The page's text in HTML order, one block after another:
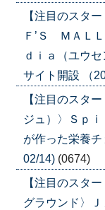
【注目のスタ
Ｆ’Ｓ ＭＡＬ
ｄｉａ（ユウ
サイト開設 （
【注目のスタ
ジュ）〉Ｓｐ
が作った栄養
02/14) (0674)
【注目のスタ
グラウンド〉